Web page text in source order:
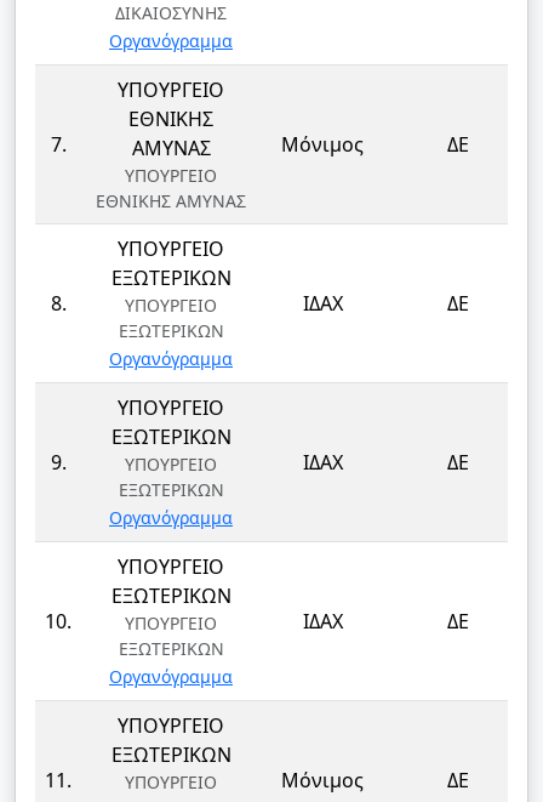
ΔΙΚΑΙΟΣΥΝΗΣ
Οργανόγραμμα
7.
ΥΠΟΥΡΓΕΙΟ
ΕΘΝΙΚΗΣ
ΑΜΥΝΑΣ
ΥΠΟΥΡΓΕΙΟ
ΕΘΝΙΚΗΣ ΑΜΥΝΑΣ
Μόνιμος ΔΕ
8.
ΥΠΟΥΡΓΕΙΟ
ΕΞΩΤΕΡΙΚΩΝ
ΥΠΟΥΡΓΕΙΟ
ΕΞΩΤΕΡΙΚΩΝ
Οργανόγραμμα
ΙΔΑΧ ΔΕ
9.
ΥΠΟΥΡΓΕΙΟ
ΕΞΩΤΕΡΙΚΩΝ
ΥΠΟΥΡΓΕΙΟ
ΕΞΩΤΕΡΙΚΩΝ
Οργανόγραμμα
ΙΔΑΧ ΔΕ
10.
ΥΠΟΥΡΓΕΙΟ
ΕΞΩΤΕΡΙΚΩΝ
ΥΠΟΥΡΓΕΙΟ
ΕΞΩΤΕΡΙΚΩΝ
Οργανόγραμμα
ΙΔΑΧ ΔΕ
11.
ΥΠΟΥΡΓΕΙΟ
ΕΞΩΤΕΡΙΚΩΝ
ΥΠΟΥΡΓΕΙΟ
Μόνιμος ΔΕ